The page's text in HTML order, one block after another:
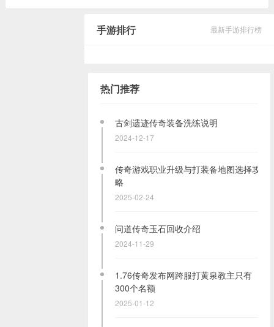
最新手游排行榜
手游排行
热门推荐
古剑遗迹传奇装备洗练说明
2024-12-17
传奇游戏职业升级与打装备地图选择攻
略
2025-02-24
问道传奇玉石回收介绍
2024-11-29
1.76传奇发布网跨服打黄泉教主只有
300个名额
2025-01-12